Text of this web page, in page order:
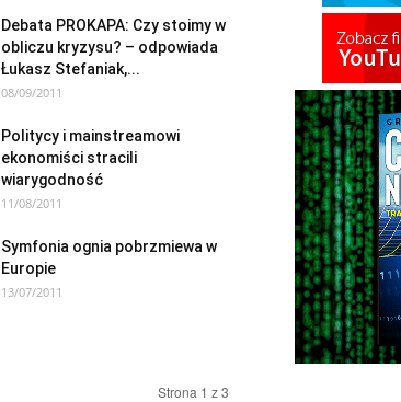
Debata PROKAPA: Czy stoimy w
obliczu kryzysu? – odpowiada
Łukasz Stefaniak,...
08/09/2011
Politycy i mainstreamowi
ekonomiści stracili
wiarygodność
11/08/2011
Symfonia ognia pobrzmiewa w
Europie
13/07/2011
Strona 1 z 3